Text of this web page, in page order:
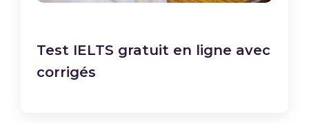
Test IELTS gratuit en ligne avec
corrigés